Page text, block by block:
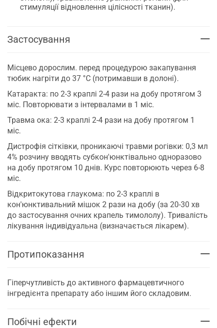
стимуляції відновлення цілісності тканин).
Застосування
Місцево дорослим. перед процедурою закапування
тюбик нагріти до 37 °C (потримавши в долоні).
Катаракта: по 2-3 краплі 2-4 рази на добу протягом 3
міс. Повторювати з інтервалами в 1 міс.
Травма ока: 2-3 краплі 2-4 рази на добу протягом 1
міс.
Дистрофія сітківки, проникаючі травми рогівки: 0,3 мл
4% розчину вводять субкон'юнктівально одноразово
на добу протягом 10 днів. Курс повторюють через 6-8
міс.
Відкритокутова глаукома: по 2-3 краплі в
кон'юнктивальний мішок 2 рази на добу (за 20-30 хв
до застосування очних крапель тимололу). Тривалість
лікування індивідуальна (визначається лікарем).
Протипоказання
Гіперчутливість до активного фармацевтичного
інгредієнта препарату або іншим його складовим.
Побічні ефекти